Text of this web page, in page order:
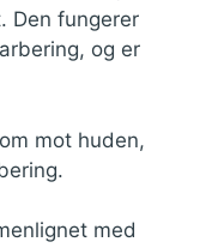
Den fungerer
og er
mot huden,
med